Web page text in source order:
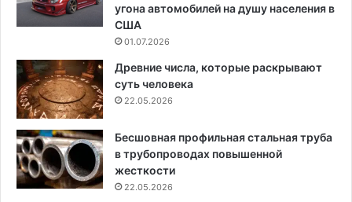
угона автомобилей на душу населения в
США
01.07.2026
Древние числа, которые раскрывают
суть человека
22.05.2026
Бесшовная профильная стальная труба
в трубопроводах повышенной
жесткости
22.05.2026